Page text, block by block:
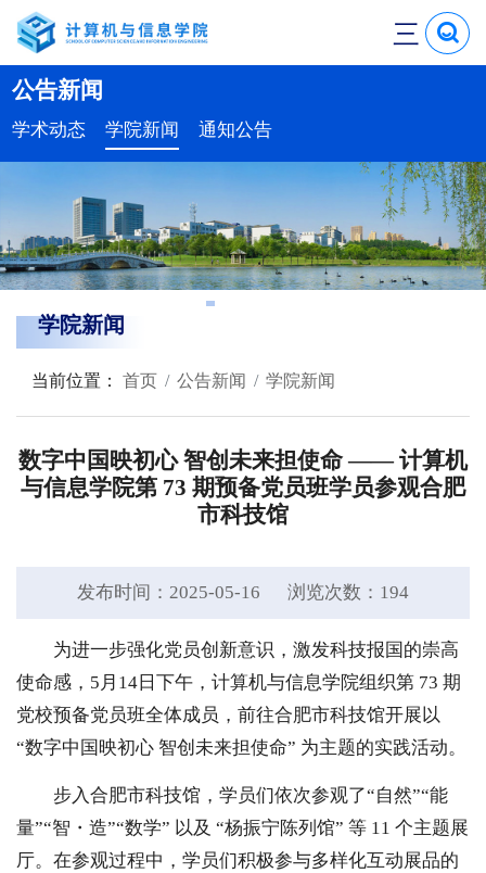
三
公告新闻
学术动态 学院新闻 通知公告
学院新闻
当前位置： 首页 公告新闻 学院新闻
数字中国映初心 智创未来担使命 —— 计算机
与信息学院第 73 期预备党员班学员参观合肥
市科技馆
发布时间：2025-05-16 浏览次数： 194
为进一步强化党员创新意识，激发科技报国的崇高
使命感，5月14日下午，计算机与信息学院组织第 73 期
党校预备党员班全体成员，前往合肥市科技馆开展以
“数字中国映初心 智创未来担使命” 为主题的实践活动。
步入合肥市科技馆，学员们依次参观了“自然”“能
量”“智・造”“数学” 以及 “杨振宁陈列馆” 等 11 个主题展
厅。在参观过程中，学员们积极参与多样化互动展品的